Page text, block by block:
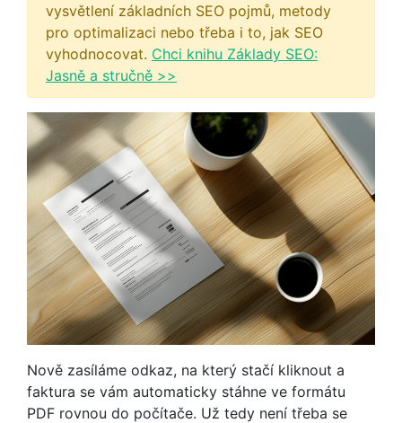
vysvětlení základních SEO pojmů, metody
pro optimalizaci nebo třeba i to, jak SEO
vyhodnocovat. Chci knihu Základy SEO:
Jasně a stručně >>
Nově zasíláme odkaz, na který stačí kliknout a
faktura se vám automaticky stáhne ve formátu
PDF rovnou do počítače. Už tedy není třeba se